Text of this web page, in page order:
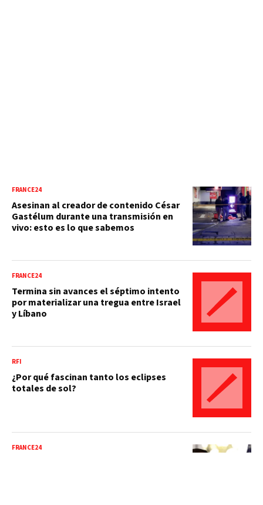
FRANCE24
Asesinan al creador de contenido César
Gastélum durante una transmisión en
vivo: esto es lo que sabemos
FRANCE24
Termina sin avances el séptimo intento
por materializar una tregua entre Israel
y Líbano
RFI
¿Por qué fascinan tanto los eclipses
totales de sol?
FRANCE24